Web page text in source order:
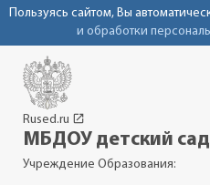
Пользуясь сайтом, Вы
и обработки
Rused.ru launch
МБДОУ детский
Учреждение Образования: